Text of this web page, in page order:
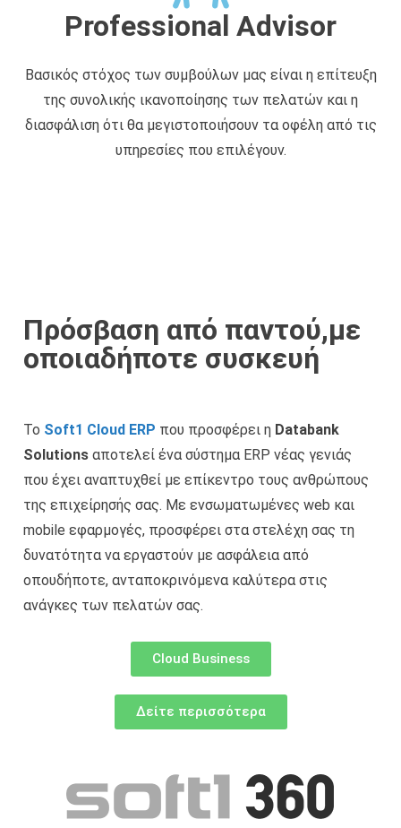
Professional Advisor
Βασικός στόχος των συμβούλων μας είναι η επίτευξη
της συνολικής ικανοποίησης των πελατών και η
διασφάλιση ότι θα μεγιστοποιήσουν τα οφέλη από τις
υπηρεσίες που επιλέγουν.
Πρόσβαση από παντού,με
οποιαδήποτε συσκευή
Το Soft1 Cloud ERP που προσφέρει η Databank
Solutions αποτελεί ένα σύστημα ERP νέας γενιάς
που έχει αναπτυχθεί με επίκεντρο τους ανθρώπους
της επιχείρησής σας. Με ενσωματωμένες web και
mobile εφαρμογές, προσφέρει στα στελέχη σας τη
δυνατότητα να εργαστούν με ασφάλεια από
οπουδήποτε, ανταποκρινόμενα καλύτερα στις
ανάγκες των πελατών σας.
Cloud Business
Δείτε περισσότερα